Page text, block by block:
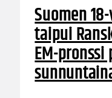
Suomen
taipui
EM-pronssi